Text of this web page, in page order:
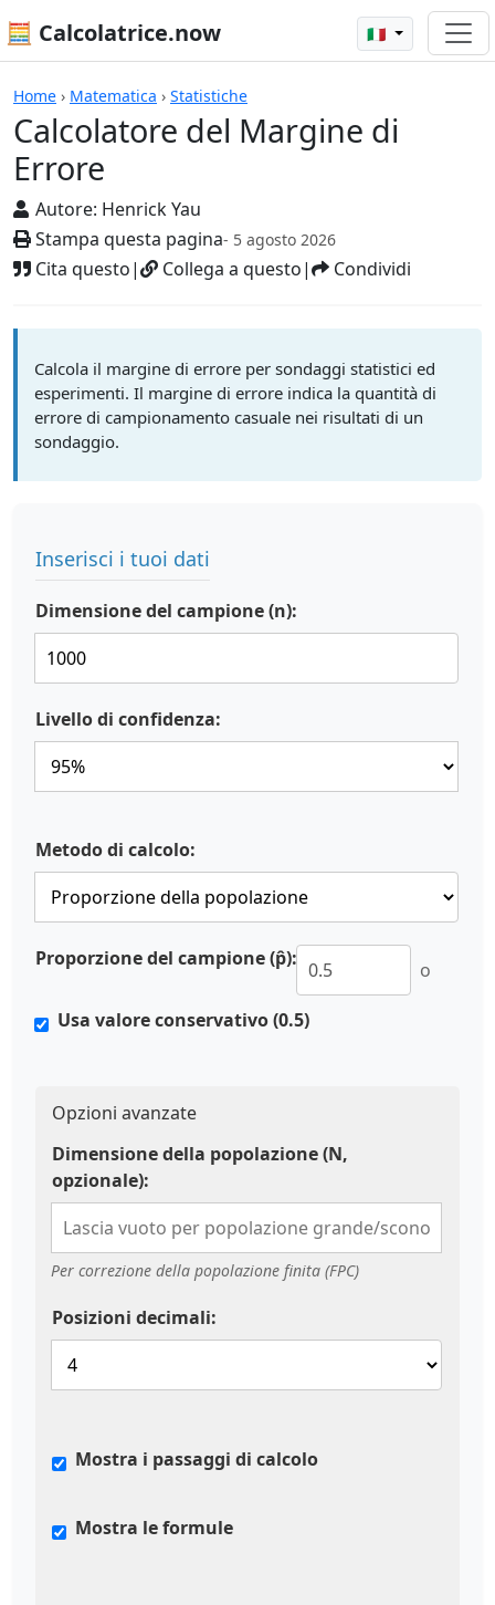
🧮 Calcolatrice.now 🇮🇹
Home › Matematica › Statistiche
Calcolatore del Margine di
Errore
Autore: Henrick Yau
Stampa questa pagina- 5 agosto 2026
Cita questo| Collega a questo| Condividi
Calcolatrici
Calcola il margine di errore per sondaggi statistici ed
esperimenti. Il margine di errore indica la quantità di
errore di campionamento casuale nei risultati di un
sondaggio.
Inserisci i tuoi dati
Dimensione del campione (n):
Livello di confidenza:
Metodo di calcolo:
Proporzione del campione (p̂): o
Usa valore conservativo (0.5)
Opzioni avanzate
Dimensione della popolazione (N,
opzionale):
Per correzione della popolazione finita (FPC)
Posizioni decimali:
Mostra i passaggi di calcolo
Mostra le formule